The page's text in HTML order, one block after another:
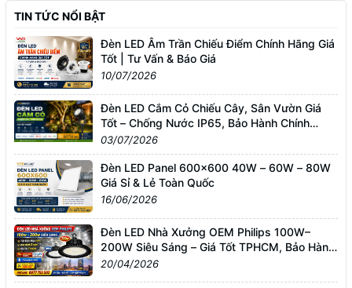
TIN TỨC NỔI BẬT
Đèn LED Âm Trần Chiếu Điểm Chính Hãng Giá
Tốt | Tư Vấn & Báo Giá
10/07/2026
Đèn LED Cắm Cỏ Chiếu Cây, Sân Vườn Giá
Tốt – Chống Nước IP65, Bảo Hành Chính
Hãng
03/07/2026
Đèn LED Panel 600x600 40W – 60W – 80W
Giá Sỉ & Lẻ Toàn Quốc
16/06/2026
Đèn LED Nhà Xưởng OEM Philips 100W–
200W Siêu Sáng – Giá Tốt TPHCM, Bảo Hành
3 Năm
20/04/2026